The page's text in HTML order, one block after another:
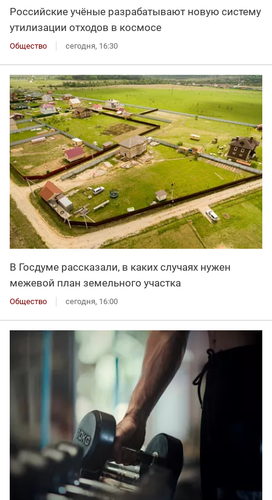
Российские учёные разрабатывают новую систему
утилизации отходов в космосе
Общество сегодня, 16:30
В Госдуме рассказали, в каких случаях нужен
межевой план земельного участка
Общество сегодня, 16:00